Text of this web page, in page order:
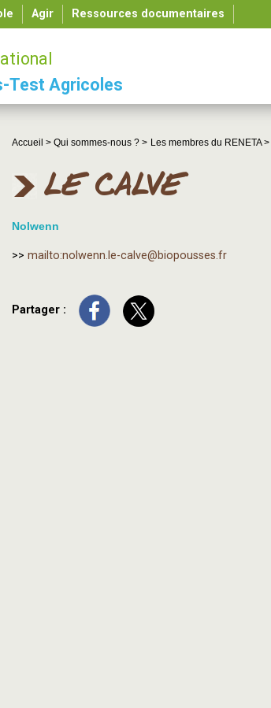
Agir Ressources documentaires
Test Agricoles
Accueil > Qui sommes-nous ? > Les membres du RENETA >
LE CALVE
Nolwenn
>> mailto:nolwenn.le-calve@biopousses.fr
Partager :